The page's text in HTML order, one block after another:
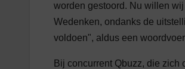
worden gestoord. Nu willen
Wedenken, ondanks de
voldoen", aldus een
Bij concurrent Qbuzz, die